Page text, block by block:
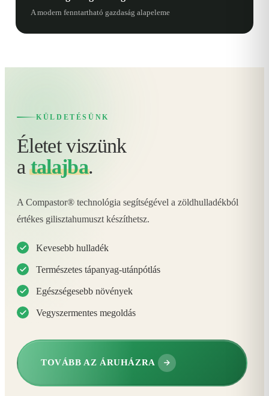
A modern fenntartható gazdaság alapeleme
KÜLDETÉSÜNK
Életet viszünk
atalajba.
A Compastor® technológia segítségével a zöldhulladékból
értékes gilisztahumuszt készíthetsz.
Kevesebb hulladék
Természetes tápanyag-utánpótlás
Egészségesebb növények
Vegyszermentes megoldás
TOVÁBB AZ ÁRUHÁZRA